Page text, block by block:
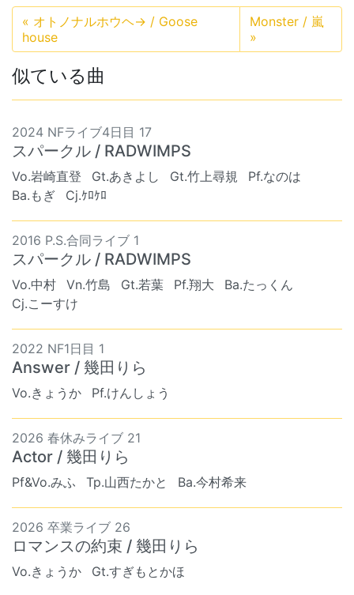
« オトノナルホウヘ→ / Goose
house
Monster / 嵐
»
似ている曲
2024 NFライブ4日目 17
スパークル / RADWIMPS
Vo.岩崎直登 Gt.あきよし Gt.竹上尋規
Pf.なのは
Ba.もぎ
Cj.ｹﾛｹﾛ
2016 P.S.合同ライブ 1
スパークル / RADWIMPS
Vo.中村 Vn.竹島 Gt.若葉 Pf.翔大
Ba.たっくん
Cj.こーすけ
2022 NF1日目 1
Answer / 幾田りら
Vo.きょうか Pf.けんしょう
2026 春休みライブ 21
Actor / 幾田りら
Pf&Vo.みふ Tp.山西たかと Ba.今村希来
2026 卒業ライブ 26
ロマンスの約束 / 幾田りら
Vo.きょうか Gt.すぎもとかほ